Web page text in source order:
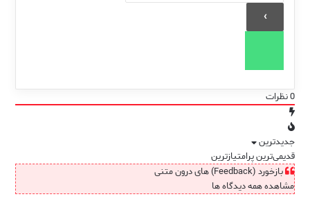
0نظرات
جدیدترین
قدیمی‌ترینپرامتیازترین
بازخورد (Feedback) های درون متنی
مشاهده همه دیدگاه ها